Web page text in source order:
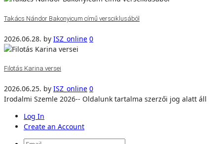
Takács Nándor Bakonyicum című versciklusából
2026.06.28. by ISZ_online 0
Filotás Karina versei
2026.06.25. by ISZ_online 0
Irodalmi Szemle 2026-- Oldalunk tartalma szerzői jog alatt áll
Log In
Create an Account